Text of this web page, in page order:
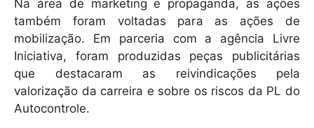
Na área de marketing e propaganda, as ações
também foram voltadas para as ações de
mobilização. Em parceria com a agência Livre
Iniciativa, foram produzidas peças publicitárias
que destacaram as reivindicações pela
valorização da carreira e sobre os riscos da PL do
Autocontrole.